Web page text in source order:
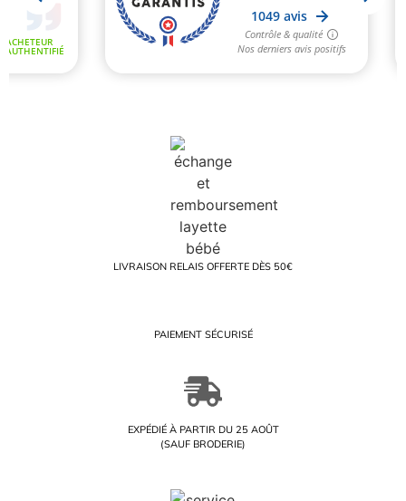
LIVRAISON RELAIS OFFERTE DÈS 50€
PAIEMENT SÉCURISÉ
EXPÉDIÉ À PARTIR DU 25 AOÛT
(SAUF BRODERIE)